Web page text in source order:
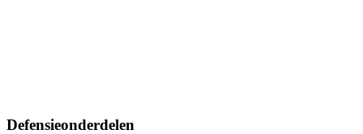
Defensieonderdelen